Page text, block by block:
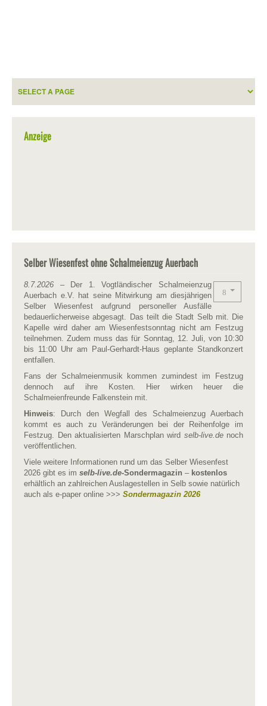
Anzeige
Selber Wiesenfest ohne Schalmeienzug Auerbach
8.7.2026 – Der 1. Vogtländischer Schalmeienzug
Auerbach e.V. hat seine Mitwirkung am diesjährigen
Selber Wiesenfest aufgrund personeller Ausfälle
bedauerlicherweise abgesagt. Das teilt die Stadt Selb mit. Die
Kapelle wird daher am Wiesenfestsonntag nicht am Festzug
teilnehmen. Zudem muss das für Sonntag, 12. Juli, von 10:30
bis 11:00 Uhr am Paul-Gerhardt-Haus geplante Standkonzert
entfallen.
Fans der Schalmeienmusik kommen zumindest im Festzug
dennoch auf ihre Kosten. Hier wirken heuer die
Schalmeienfreunde Falkenstein mit.
Hinweis: Durch den Wegfall des Schalmeienzug Auerbach
kommt es auch zu Veränderungen bei der Reihenfolge im
Festzug. Den aktualisierten Marschplan wird selb-live.denoch
veröffentlichen.
Viele weitere Informationen rund um das Selber Wiesenfest
2026 gibt es im selb-live.de-Sondermagazin – kostenlos
erhältlich an zahlreichen Auslagestellen in Selb sowie natürlich
auch als e-paper online >>> Sondermagazin 2026